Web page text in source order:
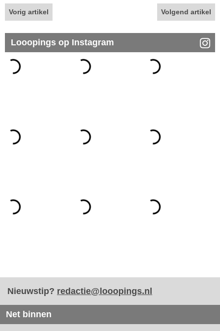
Vorig artikel Volgend artikel
Looopings op Instagram
Nieuwstip? redactie@looopings.nl
Net binnen